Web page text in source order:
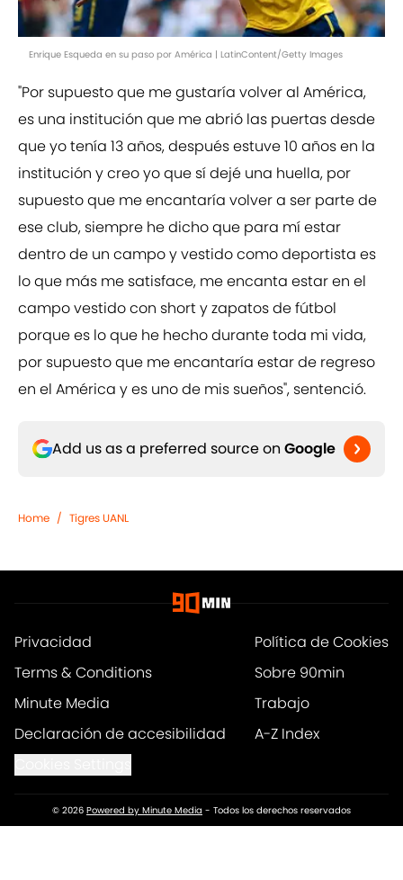
Enrique Esqueda en su paso por América | LatinContent/Getty Images
"Por supuesto que me gustaría volver al América,
es una institución que me abrió las puertas desde
que yo tenía 13 años, después estuve 10 años en la
institución y creo yo que sí dejé una huella, por
supuesto que me encantaría volver a ser parte de
ese club, siempre he dicho que para mí estar
dentro de un campo y vestido como deportista es
lo que más me satisface, me encanta estar en el
campo vestido con short y zapatos de fútbol
porque es lo que he hecho durante toda mi vida,
por supuesto que me encantaría estar de regreso
en el América y es uno de mis sueños", sentenció.
Add us as a preferred source on Google
Home / Tigres UANL
Privacidad
Política de Cookies
Terms & Conditions
Sobre 90min
Minute Media
Trabajo
Declaración de accesibilidad
A-Z Index
© 2026 Powered by Minute Media - Todos los derechos reservados